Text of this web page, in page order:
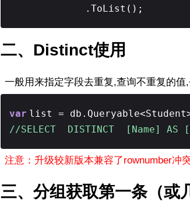
.ToList();
二、Distinct使用
一般用来指定字段去重复,查询不重复的值
var list =
//SELECT DISTINCT [Name] AS
注意：升级较新版本兼容了rownumber冲
三、分组获取第一条（或